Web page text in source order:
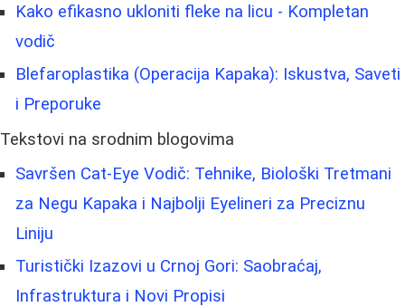
Kako efikasno ukloniti fleke na licu - Kompletan
vodič
Blefaroplastika (Operacija Kapaka): Iskustva, Saveti
i Preporuke
Tekstovi na srodnim blogovima
Savršen Cat-Eye Vodič: Tehnike, Biološki Tretmani
za Negu Kapaka i Najbolji Eyelineri za Preciznu
Liniju
Turistički Izazovi u Crnoj Gori: Saobraćaj,
Infrastruktura i Novi Propisi